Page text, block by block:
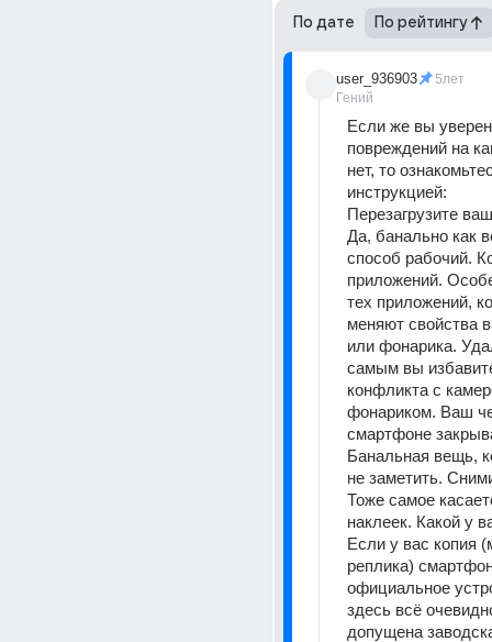
По дате По рейтингу
user_936903
Гений
5лет
Если же вы
повреждений на
нет, то
инструкцией:
Перезагрузите
Да, банально как
способ рабочий.
приложений.
тех приложений,
меняют свойства
или фонарика.
самым вы
конфликта с
фонариком. Ваш
смартфоне
Банальная вещь,
не заметить.
Тоже самое
наклеек. Какой у
Если у вас копия
реплика)
официальное
здесь всё
допущена